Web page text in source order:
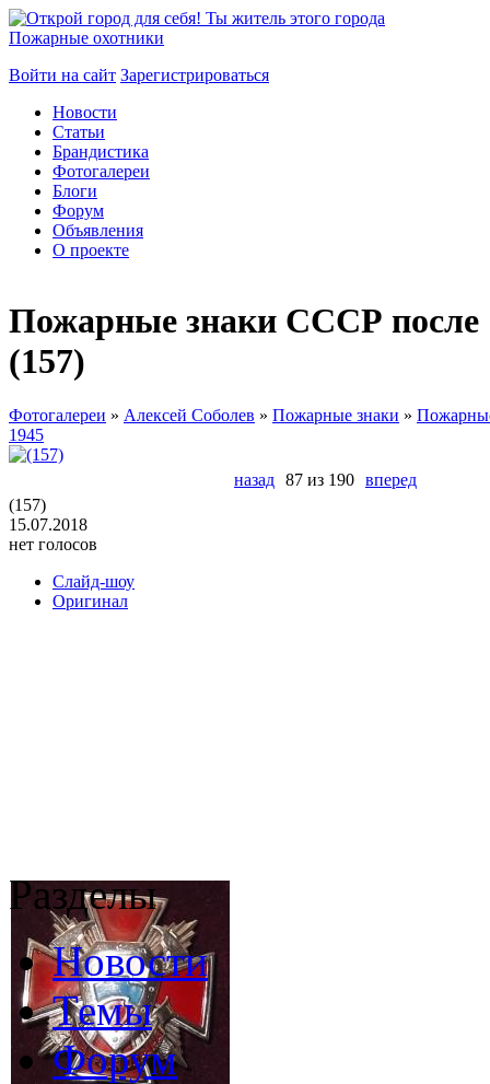
Пожарные охотники
Войти на сайт Зарегистрироваться
Новости
Статьи
Брандистика
Фотогалереи
Блоги
Форум
Объявления
О проекте
Пожарные знаки СССР после
(157)
Фотогалереи » Алексей Соболев » Пожарные знаки »
1945
назад 87 из 190 вперед
(157)
15.07.2018
нет голосов
Слайд-шоу
Оригинал
Разделы
Новости
Темы
Форум